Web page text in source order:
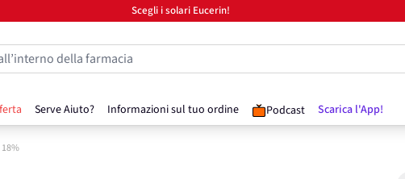
Scegli i solari Eucerin!
Serve Aiuto? Informazioni sul tuo ordine Podcast Scarica l'App!
della farmacia